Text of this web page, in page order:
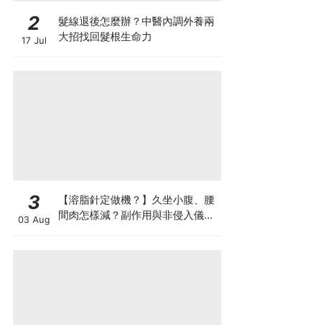
2
17 Jul
髮線退後怎麼辦？中醫內調外養兩
大招找回髮根生命力
3
03 Aug
【溶脂針定做機？】久坐小腹、腰
間肉怎樣減？副作用與非侵入儀器